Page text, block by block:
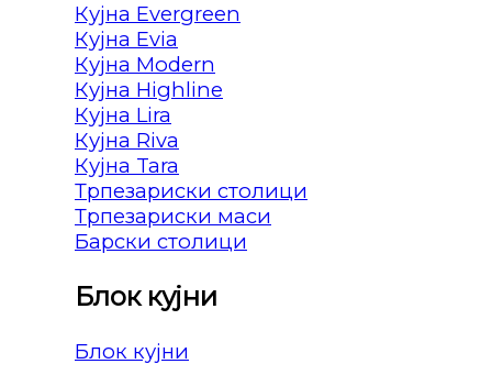
Кујна Evergreen
Кујна Evia
Кујна Modern
Кујна Highline
Кујна Lira
Кујна Riva
Кујна Tara
Трпезариски столици
Трпезариски маси
Барски столици
Блок кујни
Блок кујни